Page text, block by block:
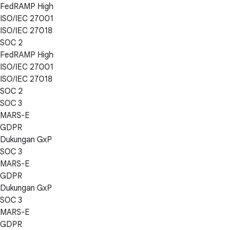
FedRAMP High
ISO/IEC 27001
ISO/IEC 27018
SOC 2
FedRAMP High
ISO/IEC 27001
ISO/IEC 27018
SOC 2
SOC 3
MARS-E
GDPR
Dukungan GxP
SOC 3
MARS-E
GDPR
Dukungan GxP
SOC 3
MARS-E
GDPR